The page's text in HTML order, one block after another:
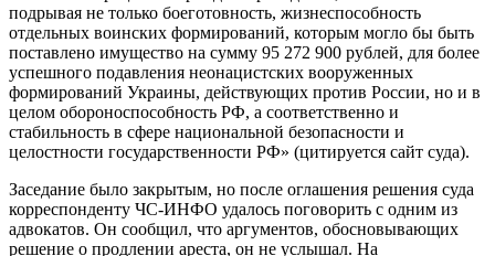
подрывая не только боеготовность, жизнеспособность
отдельных воинских формирований, которым могло бы быть
поставлено имущество на сумму 95 272 900 рублей, для более
успешного подавления неонацистских вооруженных
формирований Украины, действующих против России, но и в
целом обороноспособность РФ, а соответственно и
стабильность в сфере национальной безопасности и
целостности государственности РФ» (цитируется сайт суда).
Заседание было закрытым, но после оглашения решения суда
корреспонденту ЧС-ИНФО удалось поговорить с одним из
адвокатов. Он сообщил, что аргументов, обосновывающих
решение о продлении ареста, он не услышал. На